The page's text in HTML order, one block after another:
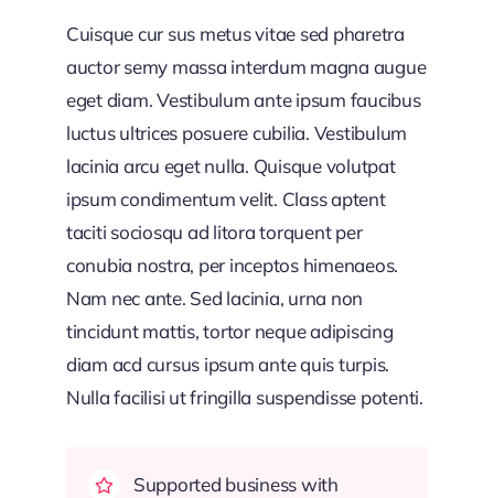
Cuisque cur sus metus vitae sed pharetra
auctor semy massa interdum magna augue
eget diam. Vestibulum ante ipsum faucibus
luctus ultrices posuere cubilia. Vestibulum
lacinia arcu eget nulla. Quisque volutpat
ipsum condimentum velit. Class aptent
taciti sociosqu ad litora torquent per
conubia nostra, per inceptos himenaeos.
Nam nec ante. Sed lacinia, urna non
tincidunt mattis, tortor neque adipiscing
diam acd cursus ipsum ante quis turpis.
Nulla facilisi ut fringilla suspendisse potenti.
Supported business with